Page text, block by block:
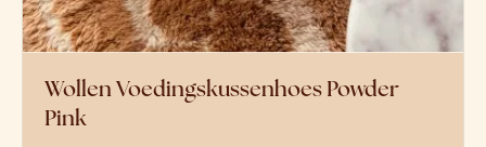
Wollen Voedingskussenhoes Powder
Pink